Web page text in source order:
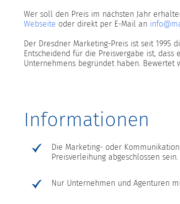
Wer soll den Preis im nächsten Jahr
Webseite oder direkt per E-Mail an
Der Dresdner Marketing-Preis ist seit 1995
Entscheidend für die Preisvergabe ist,
Unternehmens begründet haben. Bewertet
Informationen
Die Marketing- oder
Preisverleihung abgeschlossen sein.
Nur Unternehmen und Agenturen